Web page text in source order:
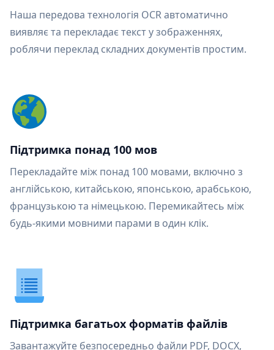
Наша передова технологія OCR автоматично
виявляє та перекладає текст у зображеннях,
роблячи переклад складних документів простим.
Підтримка понад 100 мов
Перекладайте між понад 100 мовами, включно з
англійською, китайською, японською, арабською,
французькою та німецькою. Перемикайтесь між
будь-якими мовними парами в один клік.
Підтримка багатьох форматів файлів
Завантажуйте безпосередньо файли PDF, DOCX,